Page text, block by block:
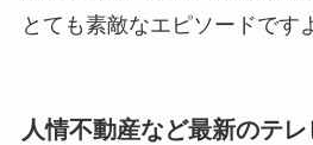
とても素敵なエピソードです
人情不動産など最新のテ